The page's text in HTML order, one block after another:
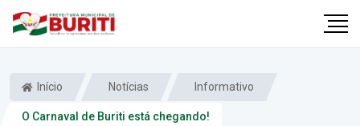
Início Notícias Informativo
O Carnaval de Buriti está chegando!